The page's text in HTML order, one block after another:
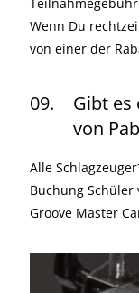
Wenn Du
von einer der
09.
Gibt es
von
Alle
Buchung
Groove Master